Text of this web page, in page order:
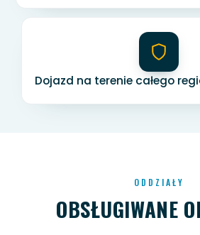
Dojazd na terenie całego
ODDZIAŁY
OBSŁUGIWANE